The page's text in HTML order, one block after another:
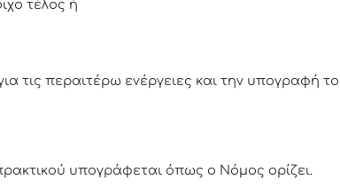
τις περαιτέρω ενέργειες και την υπογραφή
υπoγράφεται όπως o Νόμoς oρίζει.